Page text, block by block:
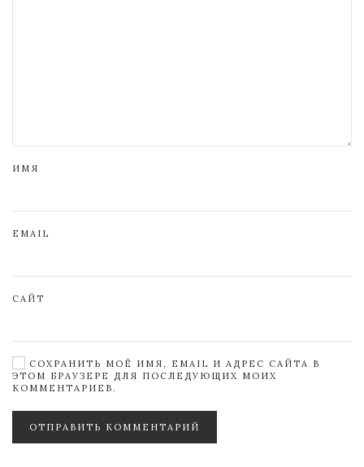
ИМЯ
EMAIL
САЙТ
СОХРАНИТЬ МОЁ ИМЯ, EMAIL И АДРЕС САЙТА В
ЭТОМ БРАУЗЕРЕ ДЛЯ ПОСЛЕДУЮЩИХ МОИХ
КОММЕНТАРИЕВ.
ОТПРАВИТЬ КОММЕНТАРИЙ